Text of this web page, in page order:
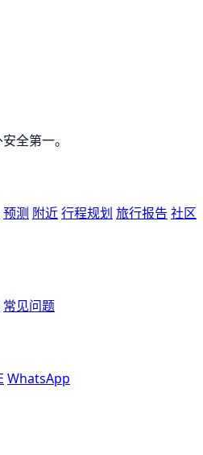
全第一。
预测 附近行程规划 旅行报告 社区
常见问题
WhatsApp